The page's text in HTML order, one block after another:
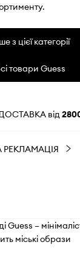
з цієї категорії
товари Guess
від
РЕКЛАМАЦІЯ
Guess –
міські образи